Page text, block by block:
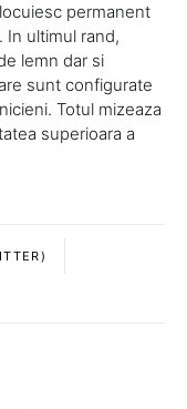
permanent
In ultimul rand,
lemn dar si
sunt configurate
Totul mizeaza
superioara a